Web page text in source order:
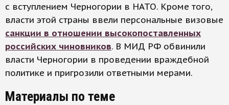
с вступлением Черногории в НАТО. Кроме того,
власти этой страны ввели персональные визовые
санкции в отношении высокопоставленных
российских чиновников. В МИД РФ обвинили
власти Черногории в проведении враждебной
политике и пригрозили ответными мерами.
Материалы по теме